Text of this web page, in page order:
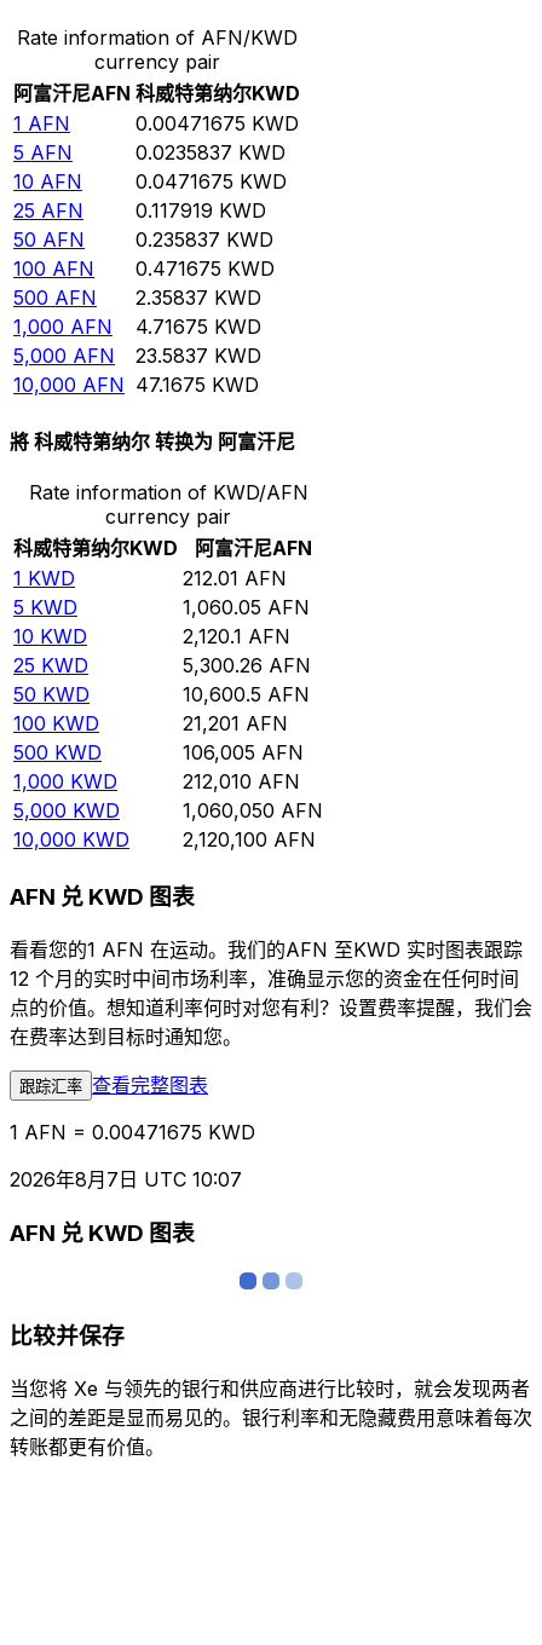
Rate information of AFN/KWD
currency pair
阿富汗尼AFN 科威特第纳尔KWD
1 AFN 0.00471675 KWD
5 AFN 0.0235837 KWD
10 AFN 0.0471675 KWD
25 AFN 0.117919 KWD
50 AFN 0.235837 KWD
100 AFN 0.471675 KWD
500 AFN 2.35837 KWD
1,000 AFN 4.71675 KWD
5,000 AFN 23.5837 KWD
10,000 AFN 47.1675 KWD
將 科威特第纳尔 转换为 阿富汗尼
Rate information of KWD/AFN
currency pair
科威特第纳尔KWD 阿富汗尼AFN
1 KWD 212.01 AFN
5 KWD 1,060.05 AFN
10 KWD 2,120.1 AFN
25 KWD 5,300.26 AFN
50 KWD 10,600.5 AFN
100 KWD 21,201 AFN
500 KWD 106,005 AFN
1,000 KWD 212,010 AFN
5,000 KWD 1,060,050 AFN
10,000 KWD 2,120,100 AFN
AFN 兑 KWD 图表
看看您的1 AFN 在运动。我们的AFN 至KWD 实时图表跟踪
12 个月的实时中间市场利率，准确显示您的资金在任何时间
点的价值。想知道利率何时对您有利？设置费率提醒，我们会
在费率达到目标时通知您。
跟踪汇率 查看完整图表
1 AFN = 0.00471675 KWD
2026年8月7日 UTC 10:07
AFN 兑 KWD 图表
比较并保存
当您将 Xe 与领先的银行和供应商进行比较时，就会发现两者
之间的差距是显而易见的。银行利率和无隐藏费用意味着每次
转账都更有价值。